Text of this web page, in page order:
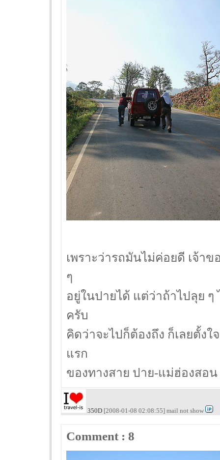
เพราะว่ารถมันไม่ค่อยดี เจ้า
ๆ
อยู่ในปายได้ แต่ว่าถ้าไปลุย ๆ
ครับ
คิดว่าจะไปก็ต้องถึง ก็เลยตั้งใ
แรก
ของทางสาย ปาย-แม่ฮ่องสอ
350D [2008-01-08 02:08:55] mail not show
Comment : 8